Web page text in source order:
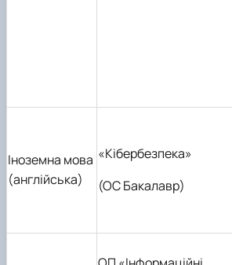
Іноземна мова
(англійська)
«Кібербезпека»
(ОС Бакалавр)